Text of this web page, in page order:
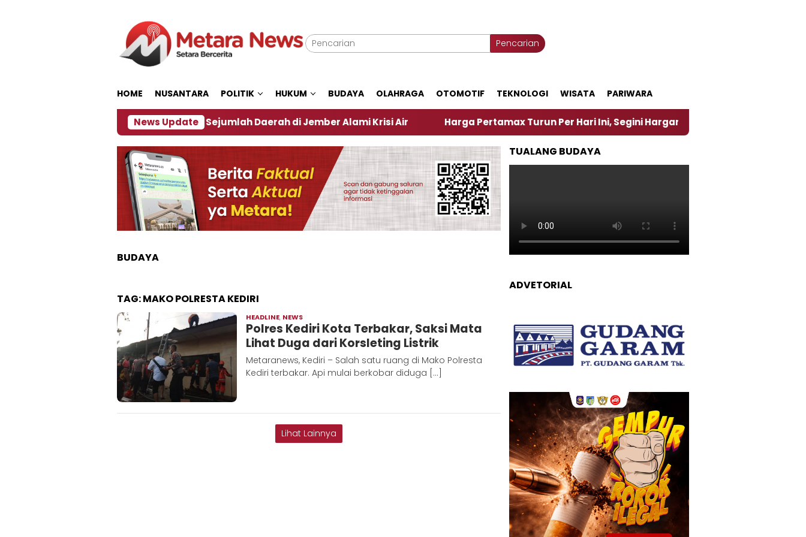
Pencarian
HOME NUSANTARA POLITIK HUKUM BUDAYA OLAHRAGA OTOMOTIF TEKNOLOGI WISATA PARIWARA
News Update
Dampak El Nino, Sejumlah Daerah di Jember Alami Krisi Air Harga Pertamax Turun Per Hari Ini, Segini Harganya ‎Nasirun Maestro Lukis
BUDAYA
TAG:MAKO POLRESTA KEDIRI
HEADLINE, NEWS
Metara
Polres Kediri Kota Terbakar, Saksi Mata
Lihat Duga dari Korsleting Listrik
Metaranews, Kediri – Salah satu ruang di Mako Polresta
Kediri terbakar. Api mulai berkobar diduga […]
Lihat Lainnya
TUALANG BUDAYA
ADVETORIAL